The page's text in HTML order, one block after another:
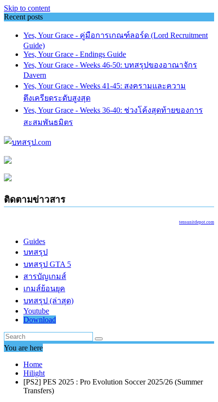
Skip to content
Recent posts
Yes, Your Grace - คู่มือการเกณฑ์ลอร์ด (Lord Recruitment
Guide)
Yes, Your Grace - Endings Guide
Yes, Your Grace - Weeks 46-50: บทสรุปของอาณาจักร
Davern
Yes, Your Grace - Weeks 41-45: สงครามและความ
ตึงเครียดระดับสูงสุด
Yes, Your Grace - Weeks 36-40: ช่วงโค้งสุดท้ายของการ
สะสมพันธมิตร
ติดตามข่าวสาร
tensunitdepot.com
Guides
บทสรุป
บทสรุป GTA 5
สารบัญเกมส์
เกมส์ย้อนยุค
บทสรุป (ล่าสุด)
Youtube
Download
You are here
Home
Hilight
[PS2] PES 2025 : Pro Evolution Soccer 2025/26 (Summer
Transfers)